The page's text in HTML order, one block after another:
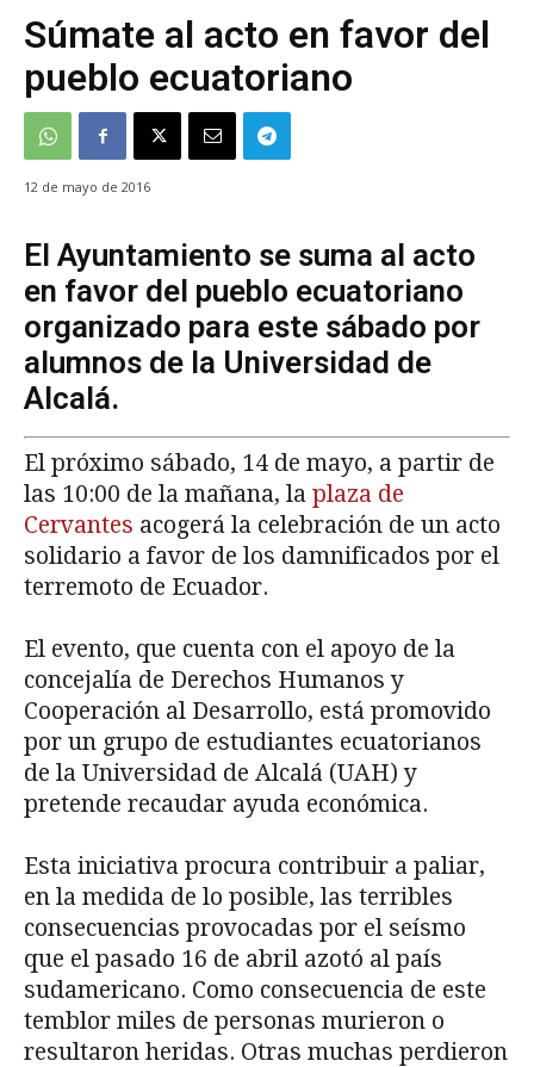
Súmate al acto en favor del
pueblo ecuatoriano
12 de mayo de 2016
El Ayuntamiento se suma al acto
en favor del pueblo ecuatoriano
organizado para este sábado por
alumnos de la Universidad de
Alcalá.
El próximo sábado, 14 de mayo, a partir de
las 10:00 de la mañana, la plaza de
Cervantes acogerá la celebración de un acto
solidario a favor de los damnificados por el
terremoto de Ecuador.
El evento, que cuenta con el apoyo de la
concejalía de Derechos Humanos y
Cooperación al Desarrollo, está promovido
por un grupo de estudiantes ecuatorianos
de la Universidad de Alcalá (UAH) y
pretende recaudar ayuda económica.
Esta iniciativa procura contribuir a paliar,
en la medida de lo posible, las terribles
consecuencias provocadas por el seísmo
que el pasado 16 de abril azotó al país
sudamericano. Como consecuencia de este
temblor miles de personas murieron o
resultaron heridas. Otras muchas perdieron